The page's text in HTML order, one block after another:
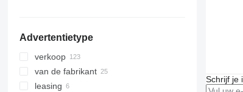
Advertentietype
verkoop
van de fabrikant
leasing
Schrijf je